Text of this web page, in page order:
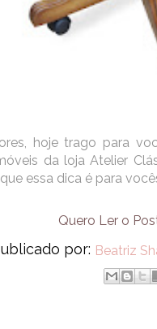
hoje trago para
da loja Atelier
essa dica é para
Quero Ler o
por: Beatriz